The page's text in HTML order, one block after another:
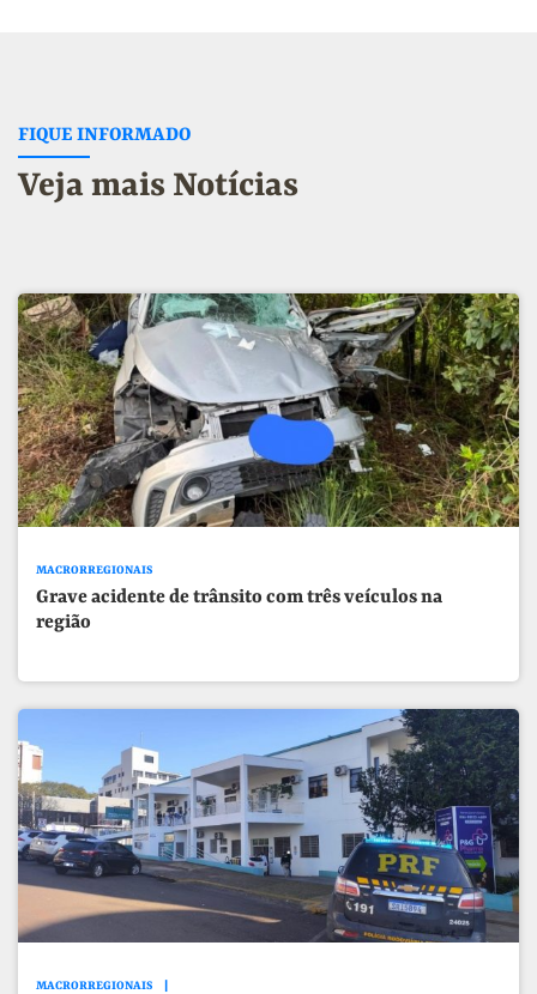
FIQUE INFORMADO
Veja mais Notícias
MACRORREGIONAIS
Grave acidente de trânsito com três veículos na
região
MACRORREGIONAIS